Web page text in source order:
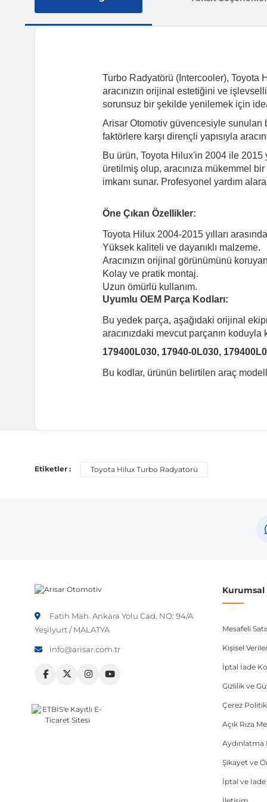
Turbo Radyatörü (Intercooler), Toyota
aracınızın orijinal estetiğini ve
sorunsuz bir şekilde yenilemek için
Arisar Otomotiv güvencesiyle sunulan
faktörlere karşı dirençli yapısıyla
Bu ürün, Toyota Hilux'in 2004 ile 2015
üretilmiş olup, aracınıza mükemmel
imkanı sunar. Profesyonel yardım
Öne Çıkan Özellikler:
Toyota Hilux 2004-2015 yılları
Yüksek kaliteli ve dayanıklı malzeme.
Aracınızın orijinal görünümünü
Kolay ve pratik montaj.
Uzun ömürlü kullanım.
Uyumlu OEM Parça Kodları:
Bu yedek parça, aşağıdaki orijinal
aracınızdaki mevcut parçanın koduyla
179400L030, 17940-0L030,
Bu kodlar, ürünün belirtilen araç
Araç üreticileri aynı model yılı içerisinde farklı
Etiketler : Toyota Hilux Turbo Radyatörü
Fatih Mah. Ankara Yolu Cad. NO: 94/A
Yeşilyurt / MALATYA
info@arisar.com.tr
Mesafeli
Kişisel
İptal İade
Gizlilik ve
Çerez
Açık Rıza
Aydınlatma
Şikayet ve
İptal ve